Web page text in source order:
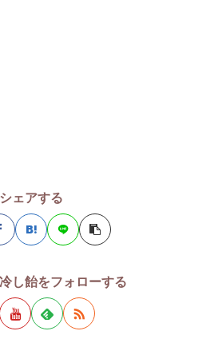
シェアする
し飴をフォローする